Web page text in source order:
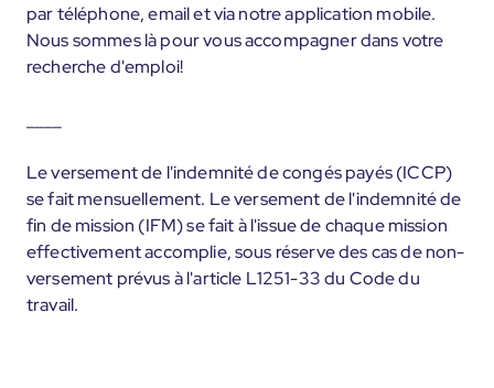
par téléphone, email et via notre application mobile.
Nous sommes là pour vous accompagner dans votre
recherche d'emploi!
Le versement de l'indemnité de congés payés (ICCP)
se fait mensuellement. Le versement de l'indemnité de
fin de mission (IFM) se fait à l'issue de chaque mission
effectivement accomplie, sous réserve des cas de non-
versement prévus à l'article L1251-33 du Code du
travail.